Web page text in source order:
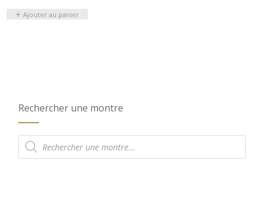
Ajouter au panier
Rechercher une montre
Recherche
de
produits